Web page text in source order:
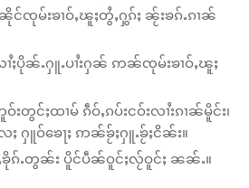
ၸုမ်းၶၢဝ်ႇၽူႈတွႆႇႁွၵ်ႈ ၼႂ်းၶၵ်ႉၵၢၼ်
ၢႆႈပိုၼ်ႉႁူႉပၢႆးႁၼ် ဢၼ်ၸုမ်းၶၢဝ်ႇၽူႈ
းတွင်ႈထၢမ် ၵဵဝ်ႇၵပ်းငဝ်းလၢႆးၵၢၼ်မိူင်း၊
ႄႈ ႁူဝ်ၶေႃႈ ဢၼ်ၶႂ်ႈႁူႉၶႂ်ႈငိၼ်း။
ၶိုၵ်ႉတွၼ်း ပိူင်ပဵၼ်ဝူင်ႈလႂ်ဝူင်ႈ ၼၼ်ႉ။